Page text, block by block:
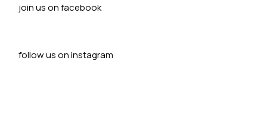
join us on facebook
follow us on instagram